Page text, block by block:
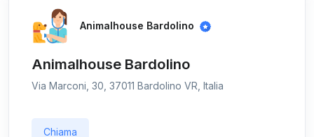
Animalhouse Bardolino
Animalhouse Bardolino
Via Marconi, 30, 37011 Bardolino VR, Italia
Chiama